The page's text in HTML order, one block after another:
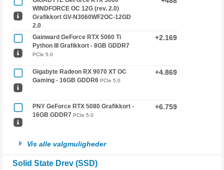
WINDFORCE OC 12G (rev. 2.0)
Grafikkort GV-N3060WF2OC-12GD
2.0
Gainward GeForce RTX 5060 Ti
Python III Grafikkort - 8GB GDDR7
PCIe 5.0
+2.169
Gigabyte Radeon RX 9070 XT OC
Gaming - 16GB GDDR6 PCIe 5.0
+4.869
PNY GeForce RTX 5080 Grafikkort -
16GB GDDR7 PCIe 5.0
+6.759
Vis alle valgmuligheder
Solid State Drev (SSD)